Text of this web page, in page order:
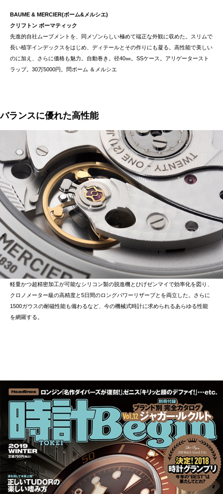
BAUME & MERCIER(ボーム&メルシエ)
クリフトン ボーマティック
先進的自社ムーブメントを、同メゾンらしい極めて端正な外観に収めた。スリムで
長い植字インデックスをはじめ、ディテールとその作りにも凝る。高性能で美しい
のに加え、さらに価格も魅力。自動巻き。径40㎜。SSケース。アリゲータースト
ラップ。30万5000円。問ボーム ＆メルシエ
バランスに優れた高性能
軽量かつ超精密加工が可能なシリコン製の脱進機とひげゼンマイで効率化を図り、
クロノメーター級の高精度と5日間のロングパワーリザーブとを両立した。さらに
1500ガウスの耐磁性能も備わるなど、今の機械式時計に求められるあらゆる性能
を網羅する。